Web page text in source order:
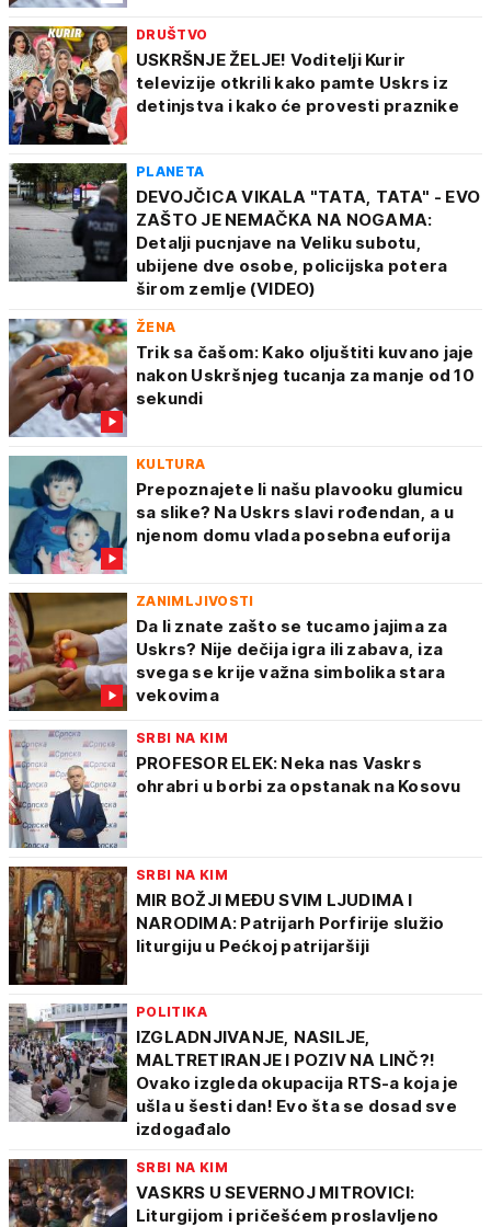
DRUŠTVO
USKRŠNJE ŽELJE! Voditelji Kurir
televizije otkrili kako pamte Uskrs iz
detinjstva i kako će provesti praznike
PLANETA
DEVOJČICA VIKALA "TATA, TATA" - EVO
ZAŠTO JE NEMAČKA NA NOGAMA:
Detalji pucnjave na Veliku subotu,
ubijene dve osobe, policijska potera
širom zemlje (VIDEO)
ŽENA
Trik sa čašom: Kako oljuštiti kuvano jaje
nakon Uskršnjeg tucanja za manje od 10
sekundi
KULTURA
Prepoznajete li našu plavooku glumicu
sa slike? Na Uskrs slavi rođendan, a u
njenom domu vlada posebna euforija
ZANIMLJIVOSTI
Da li znate zašto se tucamo jajima za
Uskrs? Nije dečija igra ili zabava, iza
svega se krije važna simbolika stara
vekovima
SRBI NA KIM
PROFESOR ELEK: Neka nas Vaskrs
ohrabri u borbi za opstanak na Kosovu
SRBI NA KIM
MIR BOŽJI MEĐU SVIM LJUDIMA I
NARODIMA: Patrijarh Porfirije služio
liturgiju u Pećkoj patrijaršiji
POLITIKA
IZGLADNJIVANJE, NASILJE,
MALTRETIRANJE I POZIV NA LINČ?!
Ovako izgleda okupacija RTS-a koja je
ušla u šesti dan! Evo šta se dosad sve
izdogađalo
SRBI NA KIM
VASKRS U SEVERNOJ MITROVICI:
Liturgijom i pričešćem proslavljeno